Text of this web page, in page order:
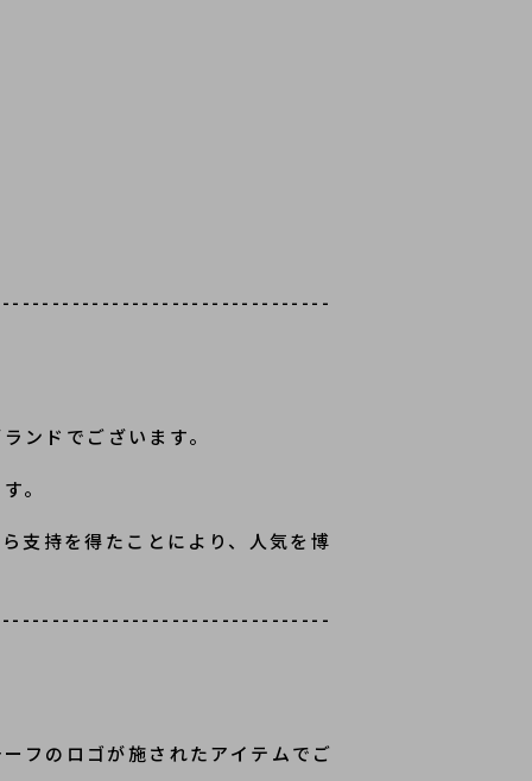
ンドでございます。
。
支持を得たことにより、人気を博
フのロゴが施されたアイテムでご